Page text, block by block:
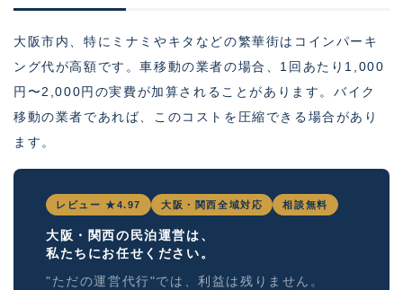
大阪市内、特にミナミやキタなどの繁華街はコインパーキ
ング代が高額です。車移動の業者の場合、1回あたり1,000
円〜2,000円の実費が加算されることがあります。バイク
移動の業者であれば、このコストを圧縮できる場合があり
ます。
レビュー ★4.97 大阪・関西全域対応 相談無料
大阪・関西の民泊運営は、
私たちにお任せください。
"ただの運営代行"では、利益は残りません。